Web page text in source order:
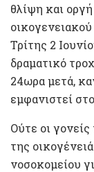
θλίψη και
Τρίτης 2
δραματικό
24ωρα μετά,
εμφανιστεί
Ούτε οι
της
νοσοκομείου